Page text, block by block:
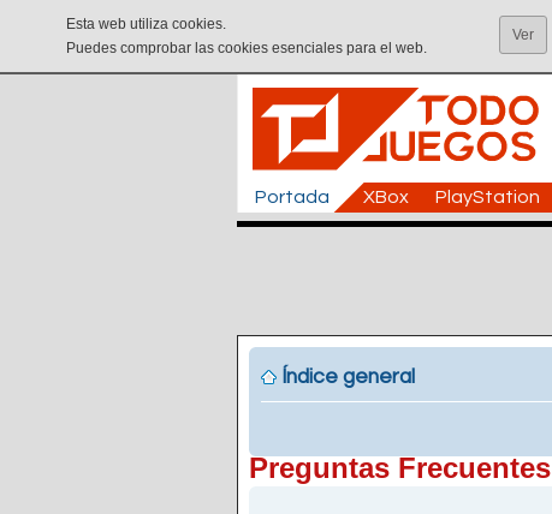
Esta web utiliza cookies.
Puedes comprobar las cookies esenciales para el web.
Ver
Portada XBox PlayStation
Índice general
Preguntas Frecuentes